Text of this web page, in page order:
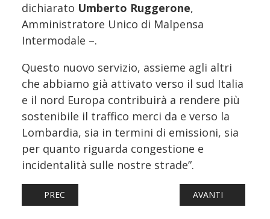
dichiarato Umberto Ruggerone,
Amministratore Unico di Malpensa
Intermodale –.
Questo nuovo servizio, assieme agli altri
che abbiamo già attivato verso il sud Italia
e il nord Europa contribuirà a rendere più
sostenibile il traffico merci da e verso la
Lombardia, sia in termini di emissioni, sia
per quanto riguarda congestione e
incidentalità sulle nostre strade”.
ARTICOLO PRECEDENTE: FERROVIE: PESCARA - ROMA,
PREC ARTICOLO
AVANTI